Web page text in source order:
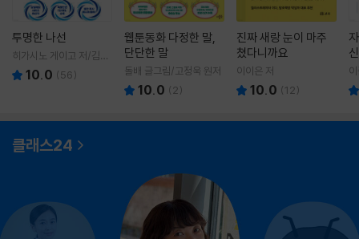
투명한 나선
히가시노 게이고 저/김선
영 역10.0 (56)
웹툰동화 다정한 말,
단단한 말
돌배 글그림/고정욱 원저
10.0 ( 2)
진짜 새랑 눈이 마주
쳤다니까요
이이은 저
10.0 (12)
클래스24